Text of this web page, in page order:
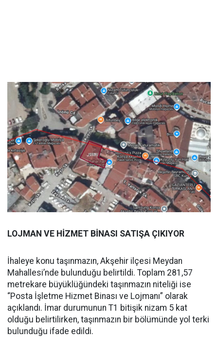
LOJMAN VE HİZMET BİNASI SATIŞA ÇIKIYOR
İhaleye konu taşınmazın, Akşehir ilçesi Meydan
Mahallesi’nde bulunduğu belirtildi. Toplam 281,57
metrekare büyüklüğündeki taşınmazın niteliği ise
“Posta İşletme Hizmet Binası ve Lojmanı” olarak
açıklandı. İmar durumunun T1 bitişik nizam 5 kat
olduğu belirtilirken, taşınmazın bir bölümünde yol terki
bulunduğu ifade edildi.